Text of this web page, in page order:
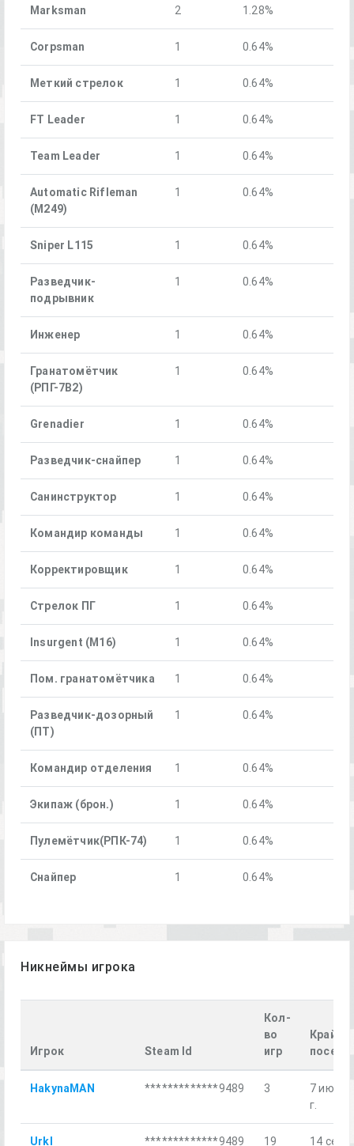
Marksman 2 1.28%
Corpsman 1 0.64%
Меткий стрелок 1 0.64%
FT Leader 1 0.64%
Team Leader 1 0.64%
Automatic Rifleman
(M249)
1 0.64%
Sniper L115 1 0.64%
Разведчик-
подрывник
1 0.64%
Инженер 1 0.64%
Гранатомётчик
(РПГ-7В2)
1 0.64%
Grenadier 1 0.64%
Разведчик-снайпер 1 0.64%
Санинструктор 1 0.64%
Командир команды 1 0.64%
Корректировщик 1 0.64%
Стрелок ПГ 1 0.64%
Insurgent (M16) 1 0.64%
Пом. гранатомётчика 1 0.64%
Разведчик-дозорный
(ПТ)
1 0.64%
Командир отделения 1 0.64%
Экипаж (брон.) 1 0.64%
Пулемётчик(РПК-74) 1 0.64%
Снайпер 1 0.64%
Никнеймы игрока
Игрок Steam Id
Кол-
во
игр
HakynaMAN *************9489 3
7 июн.
г.
Urkl *************9489 19 14 сент.